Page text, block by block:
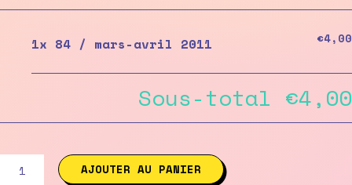
1x 84 / mars-avril 2011 €4,00
Sous-total €4,00
AJOUTER AU PANIER